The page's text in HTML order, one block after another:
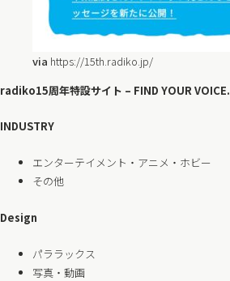
via https://15th.radiko.jp/
radiko15周年特設サイト – FIND YOUR VOICE.
INDUSTRY
エンターテイメント・アニメ・ホビー
その他
Design
パララックス
写真・動画